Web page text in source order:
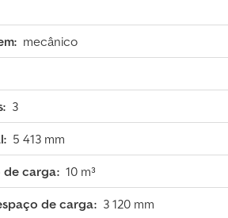
mecânico
3
5 413 mm
de carga: 10 m³
de carga: 3 120 mm